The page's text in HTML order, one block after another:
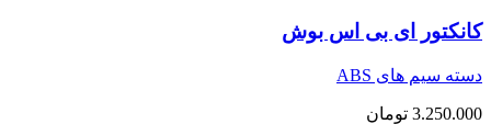
کانکتور ای بی اس بوش
دسته سیم های ABS
3.250.000 تومان